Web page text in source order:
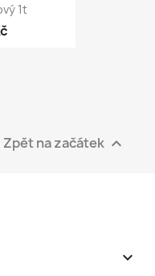
1t
Zpět na začátek 
